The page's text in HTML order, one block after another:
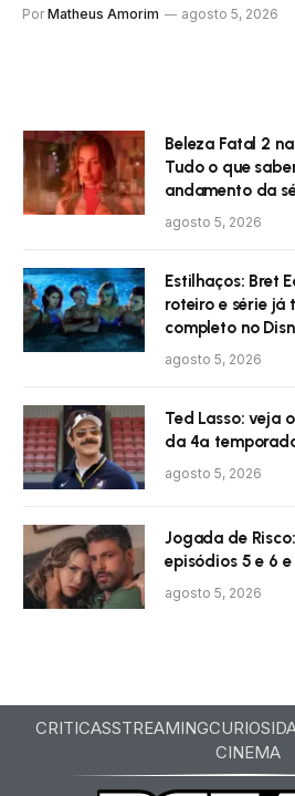
Por Matheus Amorim agosto 5, 2026
Beleza Fatal 2
Tudo o que
andamento da
agosto 5, 2026
Estilhaços: Bret
roteiro e série já
completo no
agosto 5, 2026
Ted Lasso: veja
da 4ª
agosto 5, 2026
Jogada de
episódios 5 e 6
agosto 5, 2026
CRITICASSTREAMING
CINEMA